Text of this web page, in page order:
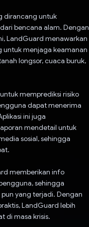
dirancang untuk
bencana alam. Dengan
LandGuard menawarkan
menjaga keamanan
longsor, cuaca buruk,
memprediksi risiko
dapat menerima
ini juga
mendetail untuk
sosial, sehingga
memberikan info
sehingga
yang terjadi. Dengan
LandGuard lebih
di masa krisis.